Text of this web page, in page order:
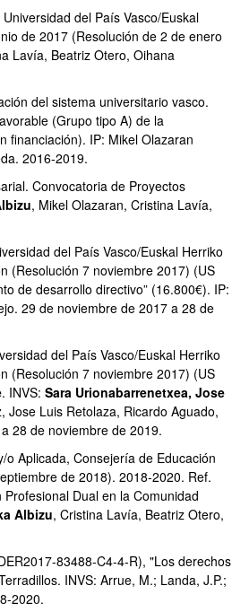
del País Vasco/Euskal
de 2017 (Resolución de 2 de enero
Lavía, Beatriz Otero, Oihana
del sistema universitario vasco.
(Grupo tipo A) de la
financiación). IP: Mikel Olazaran
2016-2019.
Convocatoria de Proyectos
, Mikel Olazaran, Cristina Lavía,
del País Vasco/Euskal Herriko
(Resolución 7 noviembre 2017) (US
de desarrollo directivo” (16.800€). IP:
29 de noviembre de 2017 a 28 de
del País Vasco/Euskal Herriko
(Resolución 7 noviembre 2017) (US
. INVS: Sara Urionabarrenetxea, Jose
Jose Luis Retolaza, Ricardo Aguado,
28 de noviembre de 2019.
Aplicada, Consejería de Educación
de 2018). 2018-2020. Ref.
Dual en la Comunidad
Albizu, Cristina Lavía, Beatriz Otero,
83488-C4-4-R), "Los derechos
INVS: Arrue, M.; Landa, J.P.;
2020.